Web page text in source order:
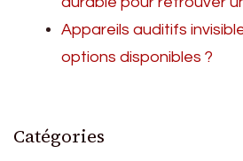
Appareils auditifs
options disponibles ?
Catégories